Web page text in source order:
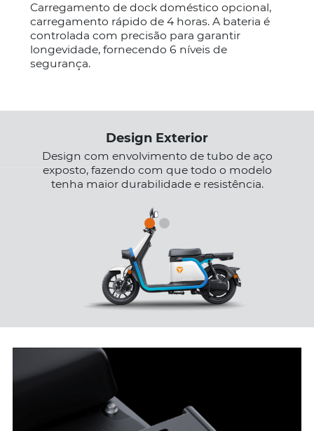
Carregamento de dock doméstico opcional,
carregamento rápido de 4 horas. A bateria é
controlada com precisão para garantir
longevidade, fornecendo 6 níveis de
segurança.
Design Exterior
Design com envolvimento de tubo de aço
exposto, fazendo com que todo o modelo
tenha maior durabilidade e resistência.